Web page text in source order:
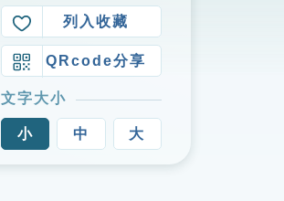
列入收藏
QRcode分享
文字大小
小 中 大